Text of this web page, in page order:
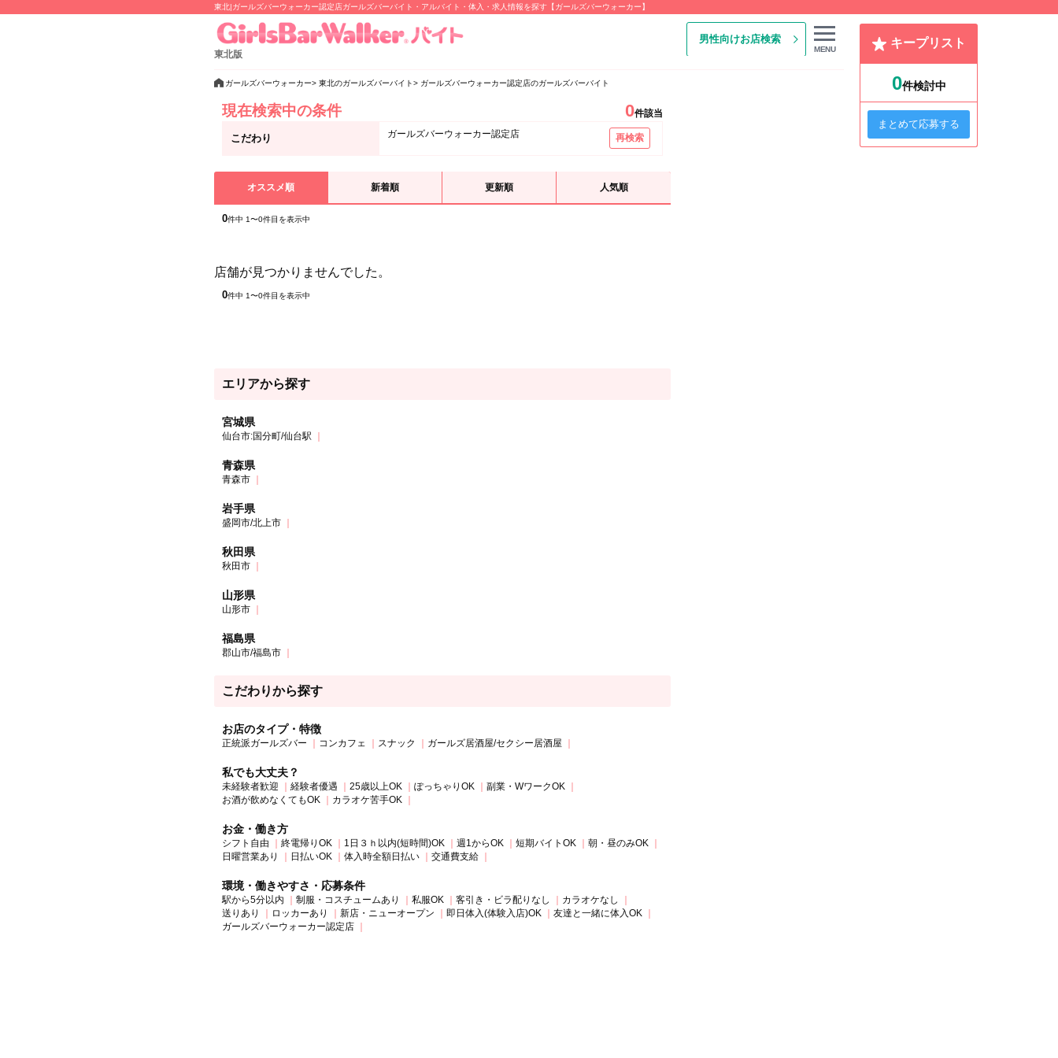
東北|ガールズバーウォーカー認定店ガールズバーバイト・アルバイト・体入・求人情報を探す【ガールズバーウォーカー】
東北版
男性向けお店検索
MENU
ガールズバーウォーカー 東北のガールズバーバイト ガールズバーウォーカー認定店のガールズバーバイト
現在検索中の条件 0件該当
こだわり ガールズバーウォーカー認定店 再検索
オススメ順 新着順 更新順 人気順
0件中 1〜0件目を表示中
店舗が見つかりませんでした。
0件中 1〜0件目を表示中
エリアから探す
宮城県
仙台市:国分町/仙台駅
青森県
青森市
岩手県
盛岡市/北上市
秋田県
秋田市
山形県
山形市
福島県
郡山市/福島市
こだわりから探す
お店のタイプ・特徴
正統派ガールズバー コンカフェ スナック ガールズ居酒屋/セクシー居酒屋
私でも大丈夫？
未経験者歓迎 経験者優遇 25歳以上OK ぽっちゃりOK
副業・WワークOK
お酒が飲めなくてもOK
カラオケ苦手OK
お金・働き方
シフト自由 終電帰りOK 1日３ｈ以内(短時間)OK 週1からOK 短期バイトOK
朝・昼のみOK
日曜営業あり
日払いOK 体入時全額日払い 交通費支給
環境・働きやすさ・応募条件
駅から5分以内 制服・コスチュームあり 私服OK 客引き・ビラ配りなし
カラオケなし
送りあり
ロッカーあり 新店・ニューオープン 即日体入(体験入店)OK
友達と一緒に体入OK
ガールズバーウォーカー認定店
キープリスト
0件検討中
まとめて応募する